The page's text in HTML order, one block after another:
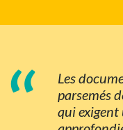
“
Les
parsemés
qui exigent